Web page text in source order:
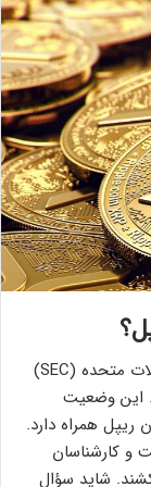
نبرد ریپل علیه کمیسیون بورس و اوراق بهادار ایالات متحده (SEC)
این وضعیت
ریپل همراه دارد.
و کارشناسان
شاید سؤال